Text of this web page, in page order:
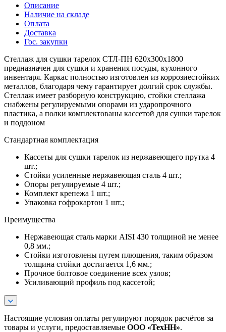
Описание
Наличие на складе
Оплата
Доставка
Гос. закупки
Стеллаж для сушки тарелок СТЛ-ПН 620х300х1800
предназначен для сушки и хранения посуды, кухонного
инвентаря. Каркас полностью изготовлен из коррозиестойких
металлов, благодаря чему гарантирует долгий срок службы.
Стеллаж имеет разборную конструкцию, стойки стеллажа
снабжены регулируемыми опорами из ударопрочного
пластика, а полки комплектованы кассетой для сушки тарелок
и поддоном
Стандартная комплектация
Кассеты для сушки тарелок из нержавеющего прутка 4
шт.;
Стойки усиленные нержавеющая сталь 4 шт.;
Опоры регулируемые 4 шт.;
Комплект крепежа 1 шт.;
Упаковка гофрокартон 1 шт.;
Преимущества
Нержавеющая сталь марки AISI 430 толщиной не менее
0,8 мм.;
Стойки изготовлены путем плющения, таким образом
толщина стойки достигается 1,6 мм.;
Прочное болтовое соединение всех узлов;
Усиливающий профиль под кассетой;
Настоящие условия оплаты регулируют порядок расчётов за
товары и услуги, предоставляемые ООО «ТехНН».